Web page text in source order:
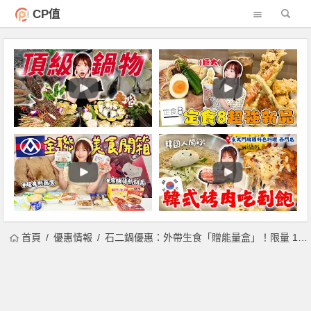
CP值
首頁 優惠情報 石二鍋優惠：外帶生食「贈能量盒」！限量 13 萬份，豆腐、菇類、雪花牛或上選豬替你加料！